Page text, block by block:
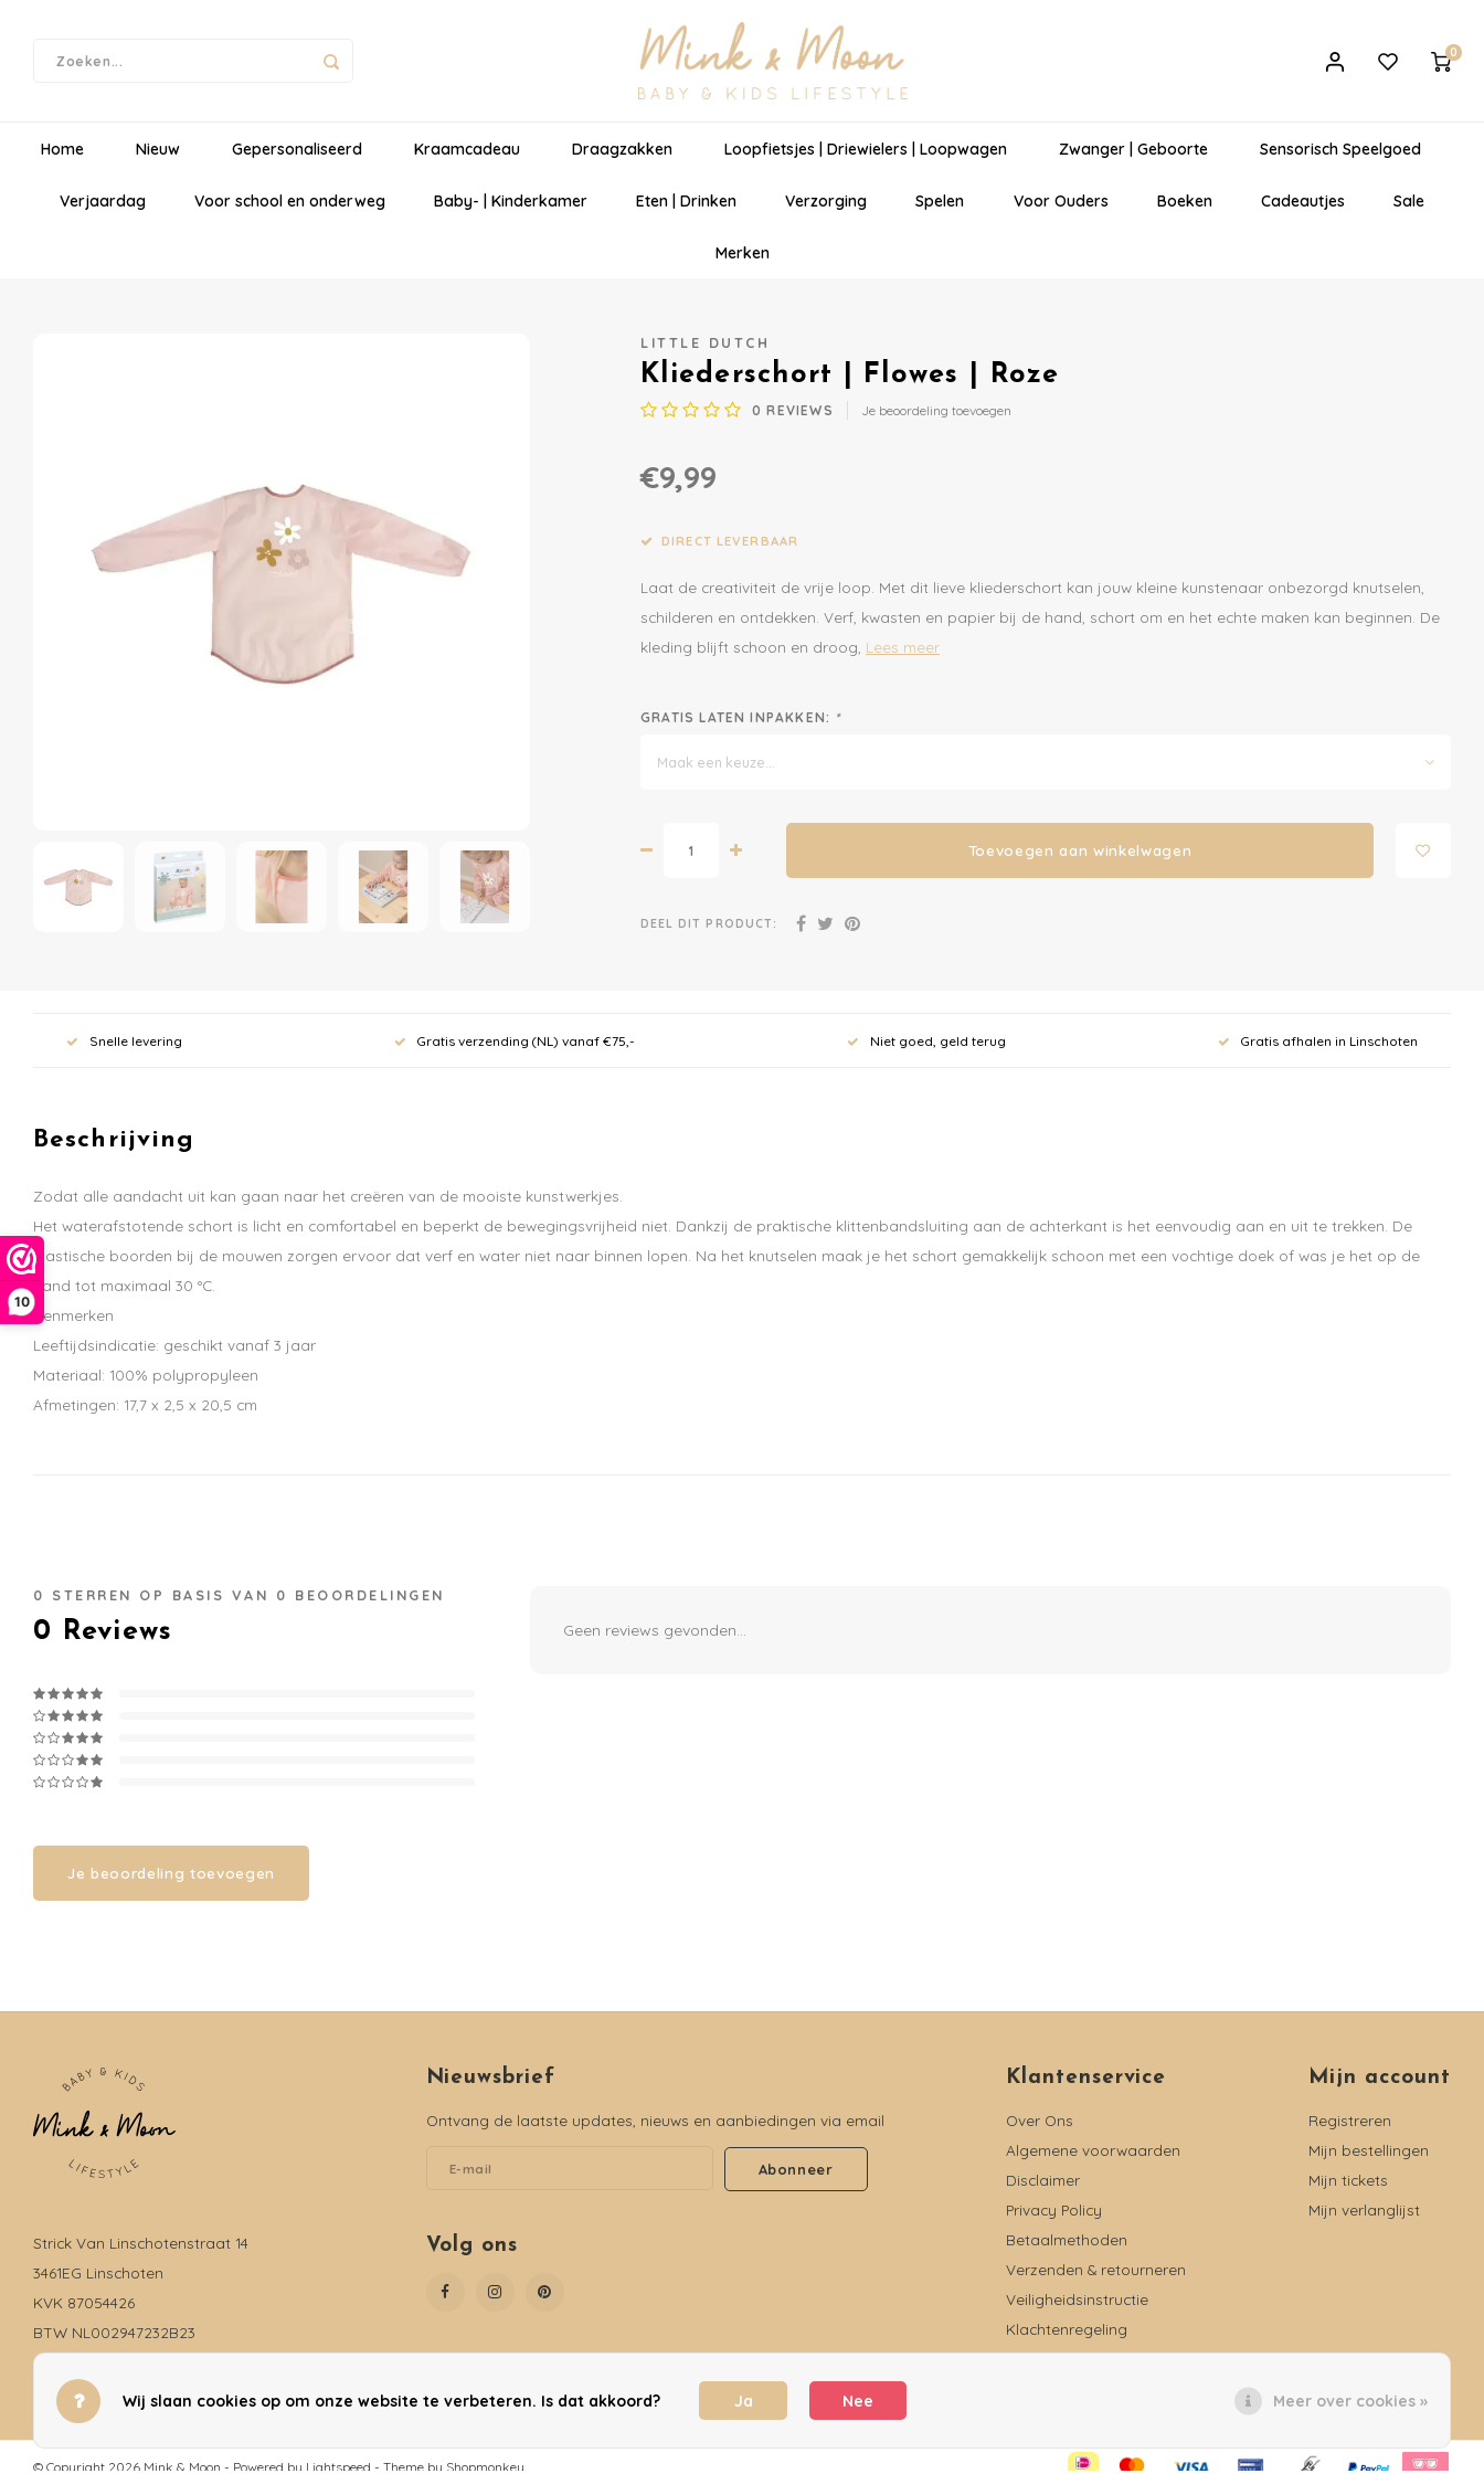
70 euro.
10
0
Home Nieuw Gepersonaliseerd Kraamcadeau Draagzakken Loopfietsjes | Driewielers | Loopwagen Zwanger | Geboorte Sensorisch Speelgoed
Verjaardag Voor school en onderweg Baby- | Kinderkamer Eten | Drinken Verzorging Spelen Voor Ouders Boeken Cadeautjes Sale
Merken
LITTLE DUTCH
Kliederschort | Flowes | Roze
0 REVIEWS Je beoordeling toevoegen
€9,99
DIRECT LEVERBAAR
Laat de creativiteit de vrije loop. Met dit lieve kliederschort kan jouw kleine kunstenaar onbezorgd knutselen,
schilderen en ontdekken. Verf, kwasten en papier bij de hand, schort om en het echte maken kan beginnen. De
kleding blijft schoon en droog, Lees meer
GRATIS LATEN INPAKKEN: *
Maak een keuze...
Toevoegen aan winkelwagen
DEEL DIT PRODUCT:
Snelle levering Gratis verzending (NL) vanaf €75,- Niet goed, geld terug Gratis afhalen in Linschoten
Beschrijving
Zodat alle aandacht uit kan gaan naar het creëren van de mooiste kunstwerkjes.
Het waterafstotende schort is licht en comfortabel en beperkt de bewegingsvrijheid niet. Dankzij de praktische klittenbandsluiting aan de achterkant is het eenvoudig aan en uit te trekken. De
elastische boorden bij de mouwen zorgen ervoor dat verf en water niet naar binnen lopen. Na het knutselen maak je het schort gemakkelijk schoon met een vochtige doek of was je het op de
hand tot maximaal 30 °C.
Kenmerken
Leeftijdsindicatie: geschikt vanaf 3 jaar
Materiaal: 100% polypropyleen
Afmetingen: 17,7 x 2,5 x 20,5 cm
0 STERREN OP BASIS VAN 0 BEOORDELINGEN
0 Reviews
Je beoordeling toevoegen
Geen reviews gevonden...
Strick Van Linschotenstraat 14
3461EG Linschoten
KVK 87054426
BTW NL002947232B23
06-19735816
info@mink-moon.nl
Nieuwsbrief
Ontvang de laatste updates, nieuws en aanbiedingen via email
Abonneer
Volg ons
Klantenservice
Over Ons
Algemene voorwaarden
Disclaimer
Privacy Policy
Betaalmethoden
Verzenden & retourneren
Veiligheidsinstructie
Klachtenregeling
Reviews
Mijn account
Registreren
Mijn bestellingen
Mijn tickets
Mijn verlanglijst
© Copyright 2026 Mink & Moon - Powered by Lightspeed - Theme by Shopmonkey
Wij slaan cookies op om onze website te verbeteren. Is dat akkoord? Ja Nee Meer over cookies »